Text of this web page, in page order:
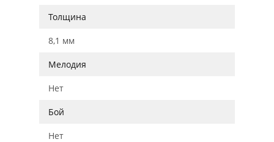
Толщина
8,1 мм
Мелодия
Нет
Бой
Нет